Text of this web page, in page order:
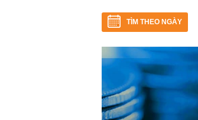
TÌM THEO NGÀY